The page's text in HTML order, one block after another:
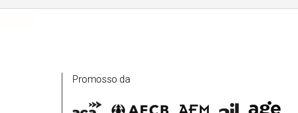
Promosso da